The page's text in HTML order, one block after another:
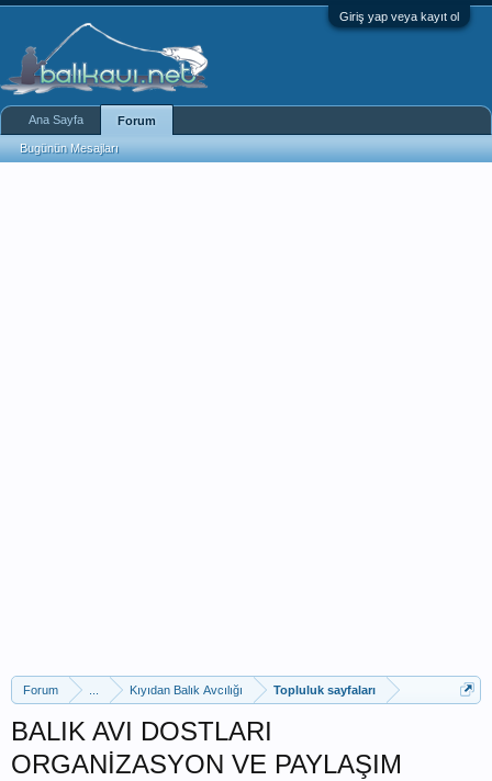
Giriş yap veya kayıt ol
Forum Kıyıdan Balık Avcılığı Topluluk sayfaları
BALIK AVI DOSTLARI
ORGANİZASYON VE PAYLAŞIM
Ana Sayfa Forum
Bugünün Mesajları